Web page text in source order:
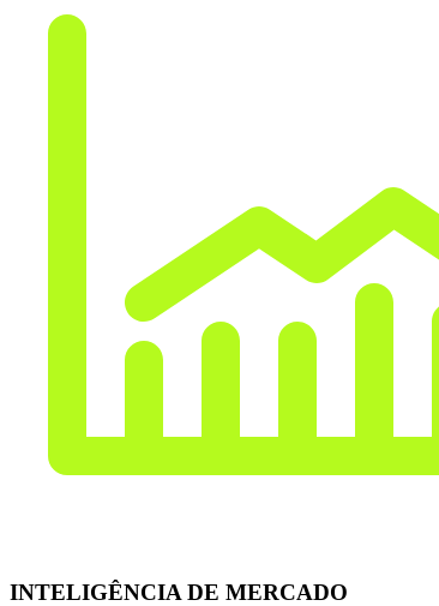
INTELIGÊNCIA DE MERCADO